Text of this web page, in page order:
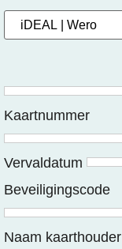
Kaartnummer
Vervaldatum
Beveiligingscode
Naam kaarthouder